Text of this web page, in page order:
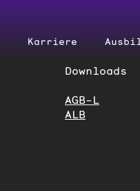
Karriere
Downloads
AGB-L
ALB